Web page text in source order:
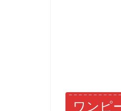
ワンピ